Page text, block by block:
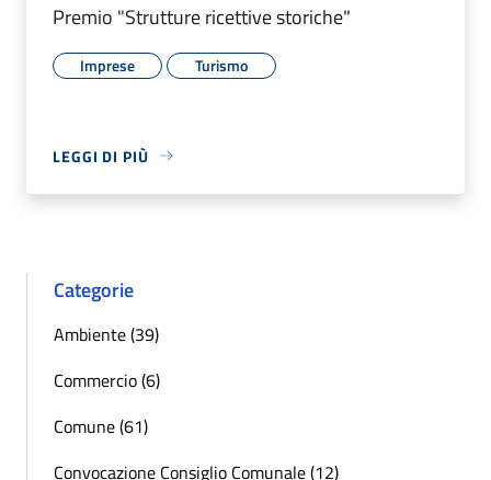
Premio "Strutture ricettive storiche"
Imprese Turismo
LEGGI DI PIÙ
Categorie
Ambiente (39)
Commercio (6)
Comune (61)
Convocazione Consiglio Comunale (12)